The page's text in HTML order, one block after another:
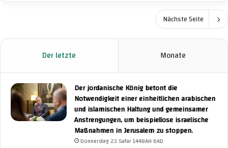
Nächste Seite
Der letzte Monate
Der jordanische König betont die
Notwendigkeit einer einheitlichen arabischen
und islamischen Haltung und gemeinsamer
Anstrengungen, um beispiellose israelische
Maßnahmen in Jerusalem zu stoppen.
Donnerstag 23 Safar 1448AH 6AD